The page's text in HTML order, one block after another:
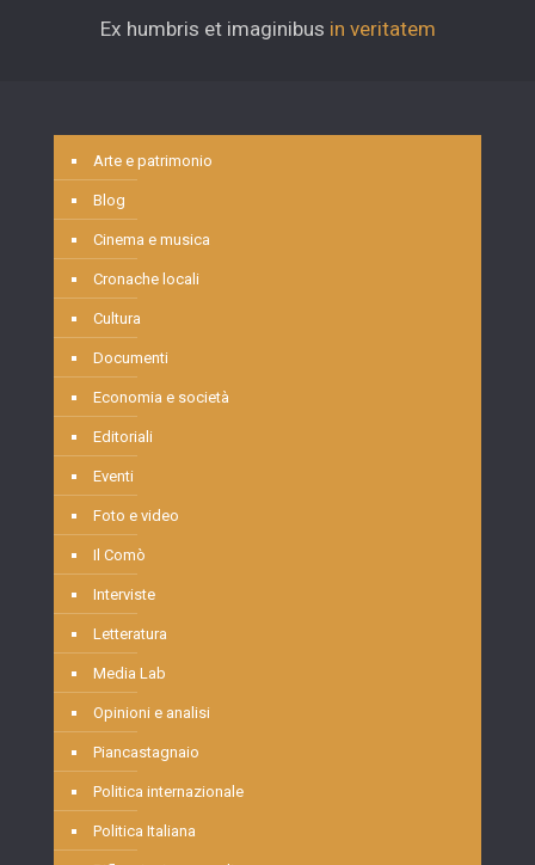
Ex humbris et imaginibus in veritatem
Arte e patrimonio
Blog
Cinema e musica
Cronache locali
Cultura
Documenti
Economia e società
Editoriali
Eventi
Foto e video
Il Comò
Interviste
Letteratura
Media Lab
Opinioni e analisi
Piancastagnaio
Politica internazionale
Politica Italiana